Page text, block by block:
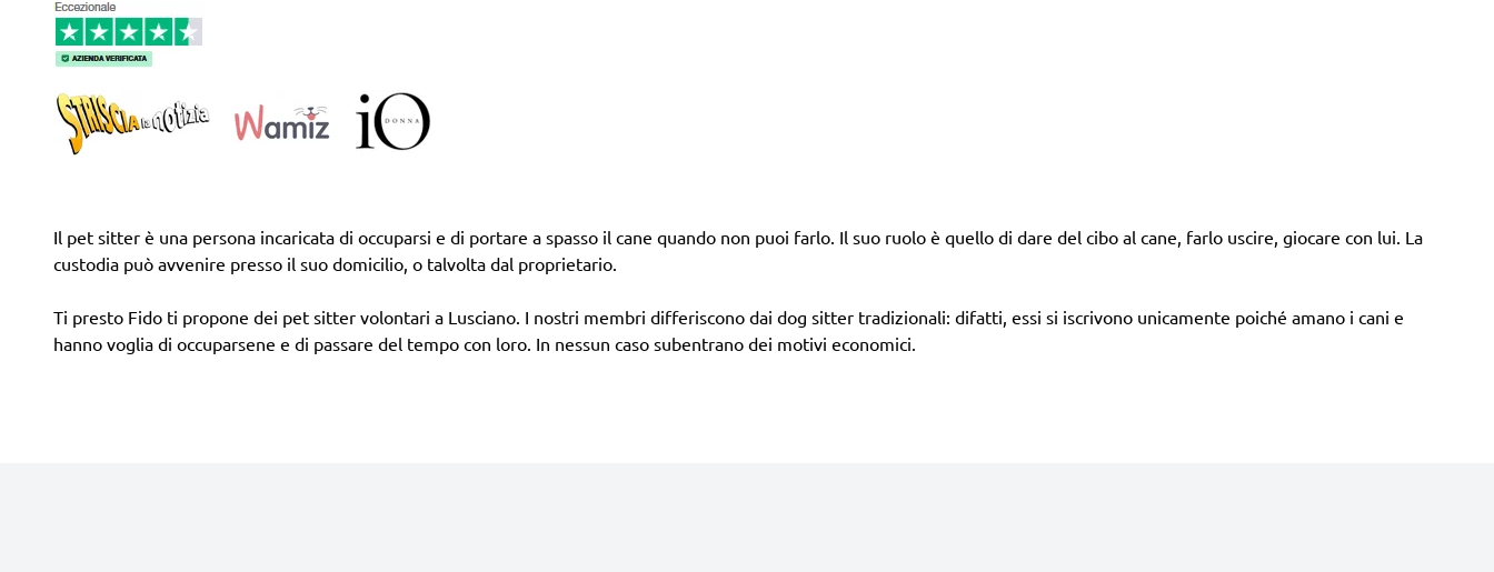
Il pet sitter è una persona incaricata di occuparsi e di portare a spasso il cane quando non puoi farlo. Il suo ruolo è quello di dare del cibo al cane, farlo uscire, giocare con lui. La
custodia può avvenire presso il suo domicilio, o talvolta dal proprietario.
Ti presto Fido ti propone dei pet sitter volontari a Lusciano. I nostri membri differiscono dai dog sitter tradizionali: difatti, essi si iscrivono unicamente poiché amano i cani e
hanno voglia di occuparsene e di passare del tempo con loro. In nessun caso subentrano dei motivi economici.